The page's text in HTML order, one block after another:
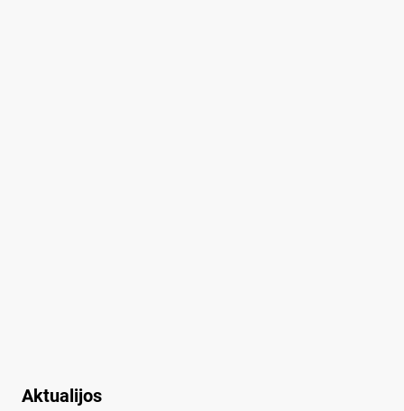
Aktualijos